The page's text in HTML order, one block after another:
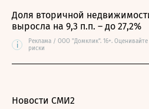
Доля вторичной
выросла на 9,3 п.п. – до 27,2%
i
Реклама / ООО "Домклик". 16+.
риски
Новости СМИ2